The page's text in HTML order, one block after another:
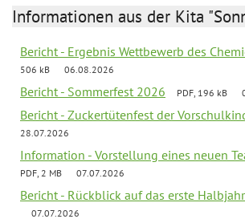
Informationen aus der Kita
Bericht - Ergebnis Wettbewerb des
506 kB
06.08.2026
Bericht - Sommerfest 2026 PDF, 196 kB
Bericht - Zuckertütenfest der
28.07.2026
Information - Vorstellung eines neuen
PDF, 2 MB 07.07.2026
Bericht - Rückblick auf das erste
07.07.2026